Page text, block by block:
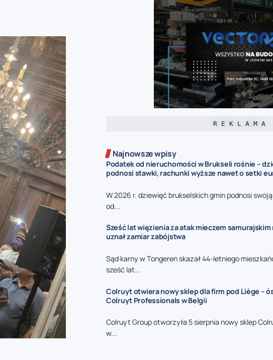
R E K L A M A
Najnowsze wpisy
Podatek od nieruchomości w Brukseli rośnie –
podnosi stawki, rachunki wyższe nawet o setki
W 2026 r. dziewięć brukselskich gmin podnosi
od...
Sześć lat więzienia za atak mieczem samurajskim
uznał zamiar zabójstwa
Sąd karny w Tongeren skazał 44-letniego
sześć lat...
Colruyt otwiera nowy sklep dla firm pod Liège –
Colruyt Professionals w Belgii
Colruyt Group otworzyła 5 sierpnia nowy sklep
w...